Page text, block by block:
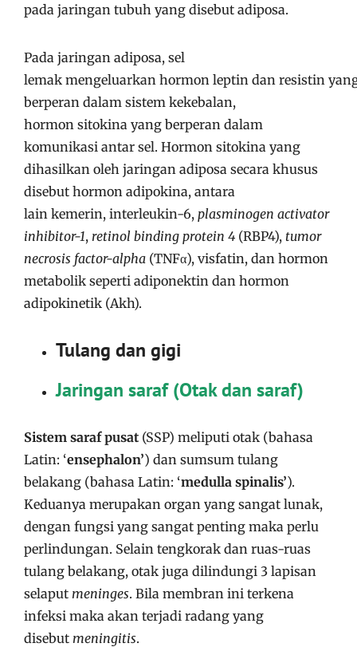
pada jaringan tubuh yang disebut adiposa.
Pada jaringan adiposa, sel
lemak mengeluarkan hormon leptin dan resistin
berperan dalam sistem kekebalan,
hormon sitokina yang berperan dalam
komunikasi antar sel. Hormon sitokina yang
dihasilkan oleh jaringan adiposa secara khusus
disebut hormon adipokina, antara
lain kemerin, interleukin-6, plasminogen activator
inhibitor-1, retinol binding protein 4 (RBP4), tumor
necrosis factor-alpha (TNFα), visfatin, dan hormon
metabolik seperti adiponektin dan hormon
adipokinetik (Akh).
Tulang dan gigi
Jaringan saraf (Otak dan saraf)
Sistem saraf pusat (SSP) meliputi otak (bahasa
Latin: ‘ensephalon’) dan sumsum tulang
belakang (bahasa Latin: ‘medulla spinalis’).
Keduanya merupakan organ yang sangat lunak,
dengan fungsi yang sangat penting maka perlu
perlindungan. Selain tengkorak dan ruas-ruas
tulang belakang, otak juga dilindungi 3 lapisan
selaput meninges. Bila membran ini terkena
infeksi maka akan terjadi radang yang
disebut meningitis.